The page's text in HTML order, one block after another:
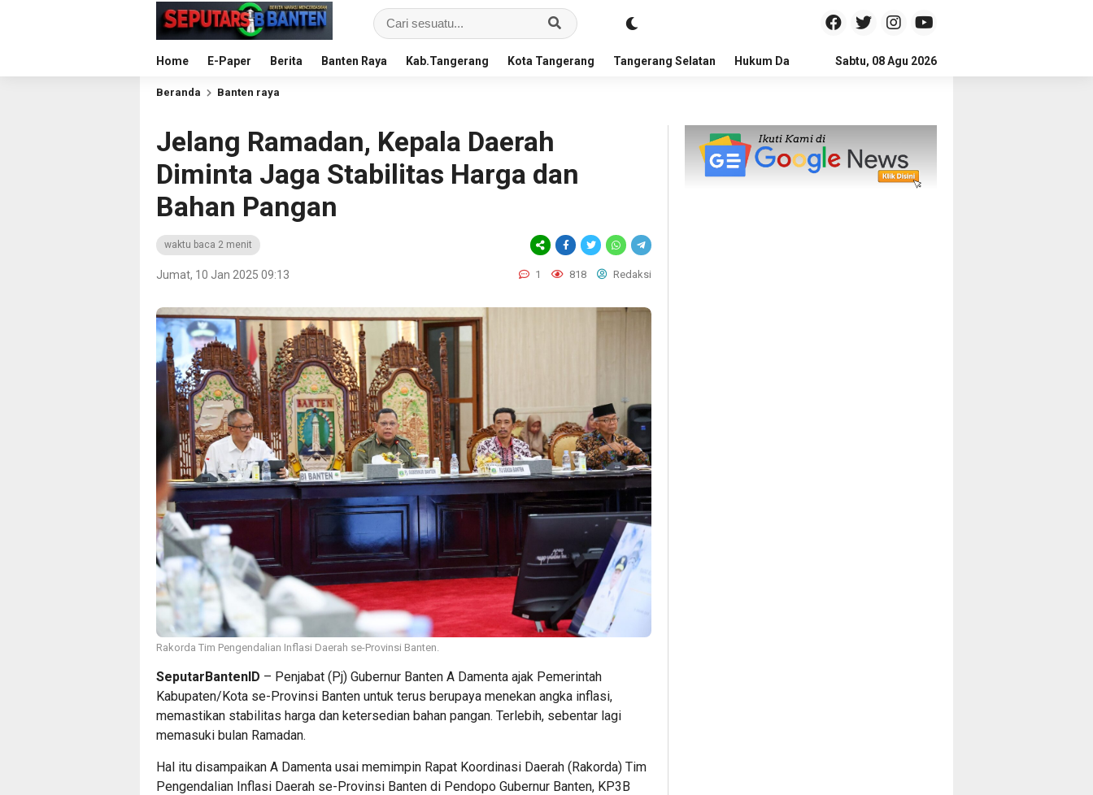
Home E-Paper Berita Banten Raya Kab.Tangerang Kota Tangerang Tangerang Selatan Hukum Dan Kriminal Politik Pendidikan
Sabtu, 08 Agu 2026
Beranda Banten raya
Jelang Ramadan, Kepala Daerah
Diminta Jaga Stabilitas Harga dan
Bahan Pangan
waktu baca 2 menit
Jumat, 10 Jan 2025 09:13 1 818 Redaksi
Rakorda Tim Pengendalian Inflasi Daerah se-Provinsi Banten.
SeputarBantenID – Penjabat (Pj) Gubernur Banten A Damenta ajak Pemerintah
Kabupaten/Kota se-Provinsi Banten untuk terus berupaya menekan angka inflasi,
memastikan stabilitas harga dan ketersedian bahan pangan. Terlebih, sebentar lagi
memasuki bulan Ramadan.
Hal itu disampaikan A Damenta usai memimpin Rapat Koordinasi Daerah (Rakorda) Tim
Pengendalian Inflasi Daerah se-Provinsi Banten di Pendopo Gubernur Banten, KP3B